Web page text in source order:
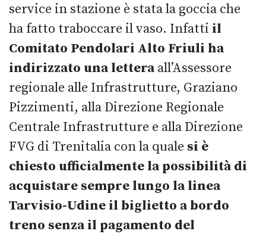
service in stazione è stata la goccia che
ha fatto traboccare il vaso. Infatti il
Comitato Pendolari Alto Friuli ha
indirizzato una letteraall’Assessore
regionale alle Infrastrutture, Graziano
Pizzimenti, alla Direzione Regionale
Centrale Infrastrutture e alla Direzione
FVG di Trenitalia con la quale si è
chiesto ufficialmente la possibilità di
acquistare sempre lungo la linea
Tarvisio-Udine il biglietto a bordo
treno senza il pagamento del